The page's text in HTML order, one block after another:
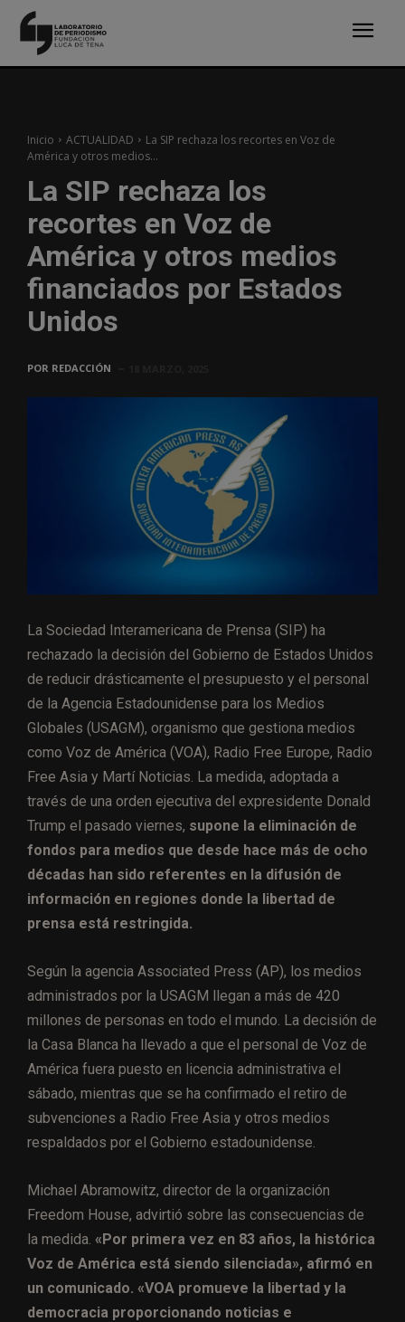
Inicio ACTUALIDAD
La SIP rechaza los recortes en Voz de
América y otros medios...
La SIP rechaza los
recortes en Voz de
América y otros medios
financiados por Estados
Unidos
POR REDACCIÓN
La Sociedad Interamericana de Prensa (SIP) ha
rechazado la decisión del Gobierno de Estados Unidos
de reducir drásticamente el presupuesto y el personal
de la Agencia Estadounidense para los Medios
Globales (USAGM), organismo que gestiona medios
como Voz de América (VOA), Radio Free Europe, Radio
Free Asia y Martí Noticias. La medida, adoptada a
través de una orden ejecutiva del expresidente Donald
Trump el pasado viernes, supone la eliminación de
fondos para medios que desde hace más de ocho
décadas han sido referentes en la difusión de
información en regiones donde la libertad de
prensa está restringida.
Según la agencia Associated Press (AP), los medios
administrados por la USAGM llegan a más de 420
millones de personas en todo el mundo. La decisión de
la Casa Blanca ha llevado a que el personal de Voz de
América fuera puesto en licencia administrativa el
sábado, mientras que se ha confirmado el retiro de
subvenciones a Radio Free Asia y otros medios
respaldados por el Gobierno estadounidense.
Michael Abramowitz, director de la organización
Freedom House, advirtió sobre las consecuencias de
la medida. «Por primera vez en 83 años, la histórica
Voz de América está siendo silenciada», afirmó en
un comunicado. «VOA promueve la libertad y la
democracia proporcionando noticias e